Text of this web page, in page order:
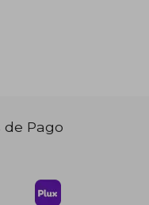
50%
de Pago